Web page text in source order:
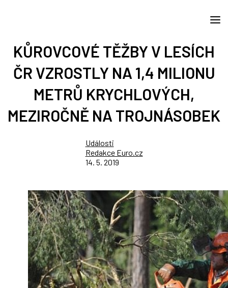
KŮROVCOVÉ TĚŽBY V LESÍCH
ČR VZROSTLY NA 1,4 MILIONU
METRŮ KRYCHLOVÝCH,
MEZIROČNĚ NA TROJNÁSOBEK
Události
Redakce Euro.cz
14. 5. 2019